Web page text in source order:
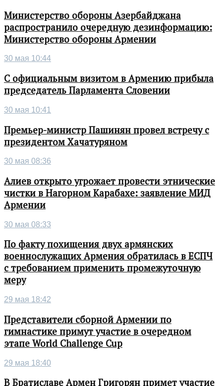
Министерство обороны Азербайджана
распространило очередную дезинформацию:
Министерство обороны Армении
30 мая 10:44
С официальным визитом в Армению прибыла
председатель Парламента Словении
30 мая 10:41
Премьер-министр Пашинян провел встречу с
президентом Хачатуряном
30 мая 08:36
Алиев открыто угрожает провести этнические
чистки в Нагорном Карабахе: заявление МИД
Армении
30 мая 08:33
По факту похищения двух армянских
военнослужащих Армения обратилась в ЕСПЧ
с требованием применить промежуточную
меру
29 мая 18:42
Представители сборной Армении по
гимнастике примут участие в очередном
этапе World Challenge Cup
29 мая 18:40
В Братиславе Армен Григорян примет участие